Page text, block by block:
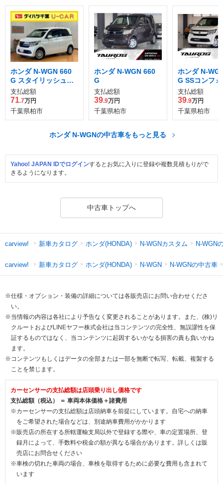
ホンダ N-WGN 660
G スタイリッシュパ
ッケージ
支払総額
71.7万円
千葉県柏市
ホンダ N-WGN 660
G
支払総額
39.9万円
千葉県柏市
ホンダ N-
G SSコンフ
ッケージ
支払総額
39.9万円
千葉県柏市
ホンダ N-WGNの中古車をもっと見る
Yahoo! JAPAN IDでログインするとお気に入りに登録や複数見積もりがで
きるようになります。
中古車トップへ
carview! 新車カタログ ホンダ(HONDA) N-WGNカスタム N-WGN
carview! 新車カタログ ホンダ(HONDA) N-WGN N-WGNの中古車
※仕様・オプション・装備の詳細については各販売店にお問い合わせくださ
い。
※当情報の内容は各社により予告なく変更されることがあります。また、(株)リ
クルートおよびLINEヤフー株式会社は当コンテンツの完全性、無誤謬性を保
証するものではなく、当コンテンツに起因するいかなる損害の責も負いかね
ます。
※コンテンツもしくはデータの全部または一部を無断で転写、転載、複製する
ことを禁じます。
カーセンサーの支払総額は店頭乗り出し価格です
支払総額（税込） ＝ 車両本体価格＋諸費用
※カーセンサーの支払総額は店頭納車を前提にしています。自宅への納車
をご希望された場合などは、別途納車費用がかかります
※販売店の所在する所轄運輸支局以外で登録する際や、車の定置場所、登
録月によって、手数料や税金の額が異なる場合があります。詳しくは販
売店にお問合せください
※車検の切れた車両の場合、車検を取得するために必要な費用も含まれて
います